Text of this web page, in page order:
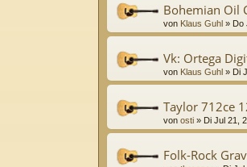
Bohemian Oil
von Klaus Guhl » Do
Vk: Ortega
von Klaus Guhl » Di
Taylor 712ce
von osti » Di Jul 21,
Folk-Rock